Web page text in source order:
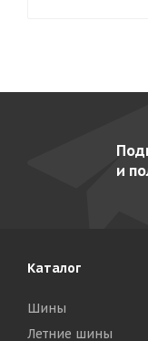
и
Каталог
Шины
Летние шины